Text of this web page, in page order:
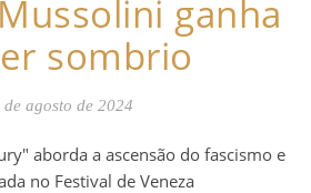
ganha
sombrio
de agosto de 2024
no Festival de Veneza